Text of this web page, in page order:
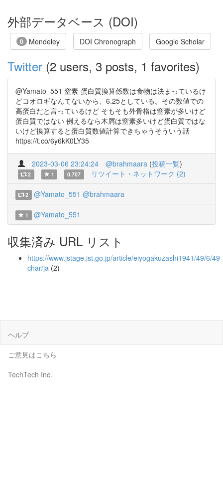
外部データベース (DOI)
0 Mendeley DOI Chronograph Google Scholar
Twitter (2 users, 3 posts, 1 favorites)
@Yamato_551 窒素-蛋白質換算係数は食物は決まっているけ
どコオロギなんてないから、6.25としている。その数値での
高蛋白だと言っているけど そもそも外骨格は窒素が多いけど
蛋白質ではない 例えるなら木屑は窒素多いけど蛋白質ではな
いけど換算すると蛋白質数値計算できちゃうそういう話
https://t.co/6y6kK0LY35
2023-03-06 23:24:24 @brahmaara (投稿一覧)
2 1 0.707 リツイート・ネットワーク (2)
2 @Yamato_551 @brahmaara
1 @Yamato_551
収集済み URL リスト
https://www.jstage.jst.go.jp/article/eiyogakuzashi1941/49/6/
char/ja (2)
ヘルプ
ご意見はこちら
TechTech Inc.